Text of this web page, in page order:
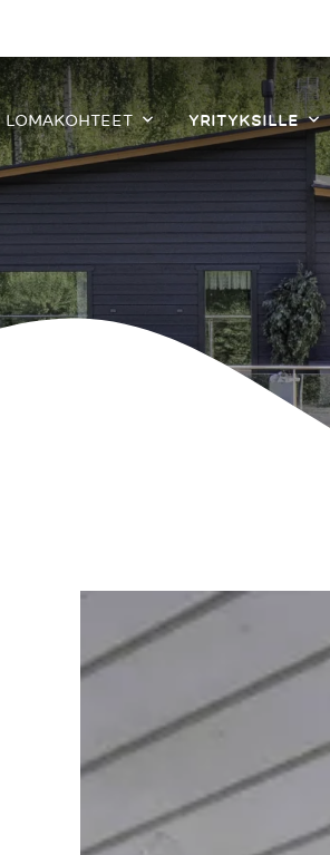
LOMAKOHTEET YRITYKSILLE